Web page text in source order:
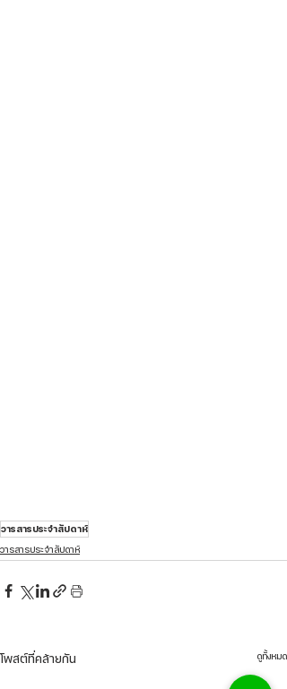
วารสารประจำสัปดาห์
วารสารประจำสัปดาห์
โพสต์ที่คล้ายกัน ดูทั้งหมด